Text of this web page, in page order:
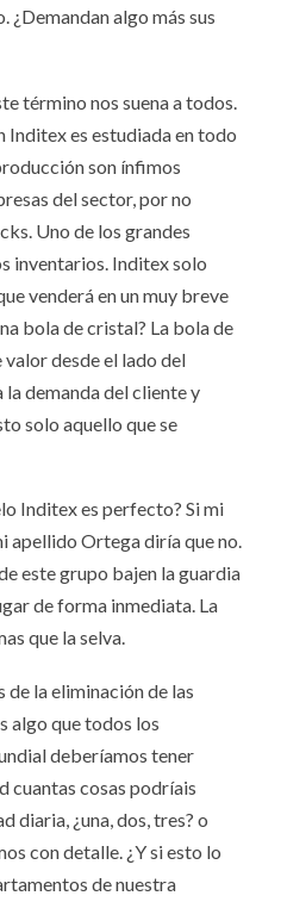
¿Demandan algo más sus
término nos suena a todos.
Inditex es estudiada en todo
son ínfimos
del sector, por no
Uno de los grandes
inventarios. Inditex solo
venderá en un muy breve
bola de cristal? La bola de
desde el lado del
la demanda del cliente y
solo aquello que se
Inditex es perfecto? Si mi
apellido Ortega diría que no.
este grupo bajen la guardia
de forma inmediata. La
que la selva.
de la eliminación de las
algo que todos los
deberíamos tener
cuantas cosas podríais
diaria, ¿una, dos, tres? o
con detalle. ¿Y si esto lo
de nuestra